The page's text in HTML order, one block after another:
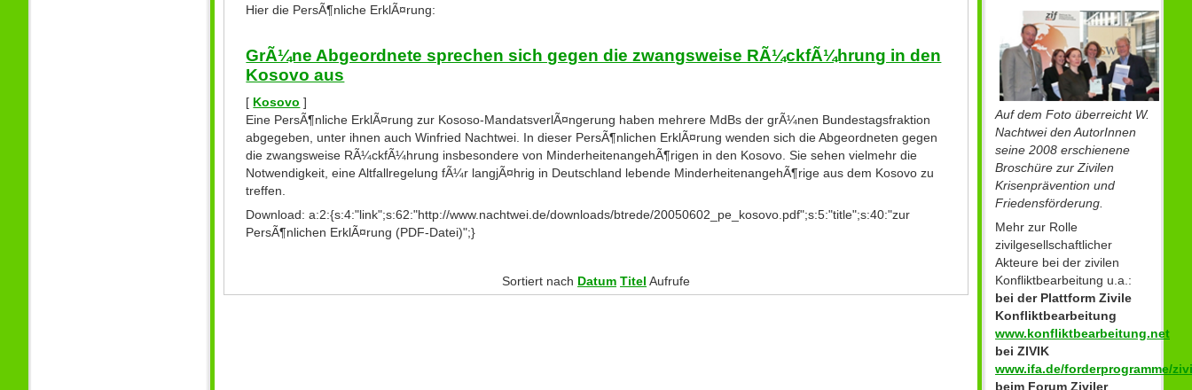
Hier die PersÃ¶nliche ErklÃ¤rung:
GrÃ¼ne Abgeordnete sprechen sich gegen die zwangsweise RÃ¼ckfÃ¼hrung in den
Kosovo aus
[ Kosovo ]
Eine PersÃ¶nliche ErklÃ¤rung zur Kososo-MandatsverlÃ¤ngerung haben mehrere MdBs der grÃ¼nen Bundestagsfraktion
abgegeben, unter ihnen auch Winfried Nachtwei. In dieser PersÃ¶nlichen ErklÃ¤rung wenden sich die Abgeordneten gegen
die zwangsweise RÃ¼ckfÃ¼hrung insbesondere von MinderheitenangehÃ¶rigen in den Kosovo. Sie sehen vielmehr die
Notwendigkeit, eine Altfallregelung fÃ¼r langjÃ¤hrig in Deutschland lebende MinderheitenangehÃ¶rige aus dem Kosovo zu
treffen.
Download: a:2:{s:4:"link";s:62:"http://www.nachtwei.de/downloads/btrede/20050602_pe_kosovo.pdf";s:5:"title";s:40:"zur
PersÃ¶nlichen ErklÃ¤rung (PDF-Datei)";}
Sortiert nach Datum Titel Aufrufe
Auf dem Foto überreicht W.
Nachtwei den AutorInnen
seine 2008 erschienene
Broschüre zur Zivilen
Krisenprävention und
Friedensförderung.
Mehr zur Rolle
zivilgesellschaftlicher
Akteure bei der zivilen
Konfliktbearbeitung u.a.:
bei der Plattform Zivile
Konfliktbearbeitung
www.konfliktbearbeitung.net
bei ZIVIK
www.ifa.de/forderprogramme/
beim Forum Ziviler